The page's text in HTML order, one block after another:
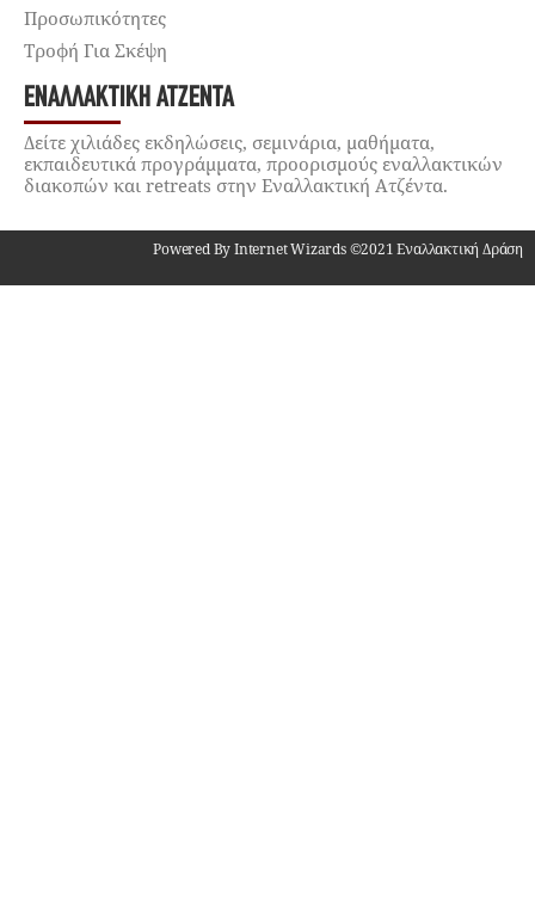
Προσωπικότητες
Τροφή Για Σκέψη
ΕΝΑΛΛΑΚΤΙΚΉ ΑΤΖΈΝΤΑ
Δείτε χιλιάδες εκδηλώσεις, σεμινάρια, μαθήματα,
εκπαιδευτικά προγράμματα, προορισμούς εναλλακτικών
διακοπών και retreats στην Εναλλακτική Ατζέντα.
Powered By Internet Wizards ©2021 Εναλλακτική Δράση